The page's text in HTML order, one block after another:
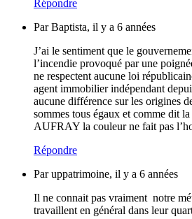
Répondre
Par Baptista, il y a 6 années
J’ai le sentiment que le
l’incendie provoqué par une
ne respectent aucune loi
agent immobilier indépendant
aucune différence sur les origines
sommes tous égaux et comme dit
AUFRAY la couleur ne fait pas
Répondre
Par uppatrimoine, il y a 6 années
Il ne connait pas vraiment notre
travaillent en général dans leur